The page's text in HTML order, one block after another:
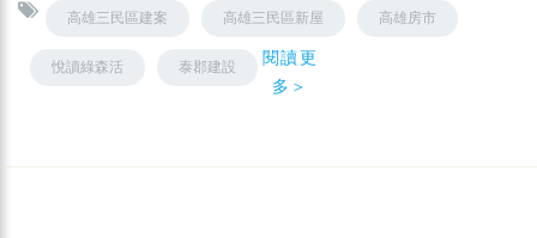
高雄三民區建案 高雄三民區新屋 高雄房市
悅讀綠森活 泰郡建設
閱讀更
多＞